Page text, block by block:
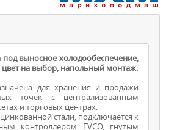
выносное холодообеспечение,
цвет на выбор, напольный монтаж.
для хранения и продажи
точек с централизованным
и торговых центрах.
стали, подключается к
контроллером EVCO, гнутым